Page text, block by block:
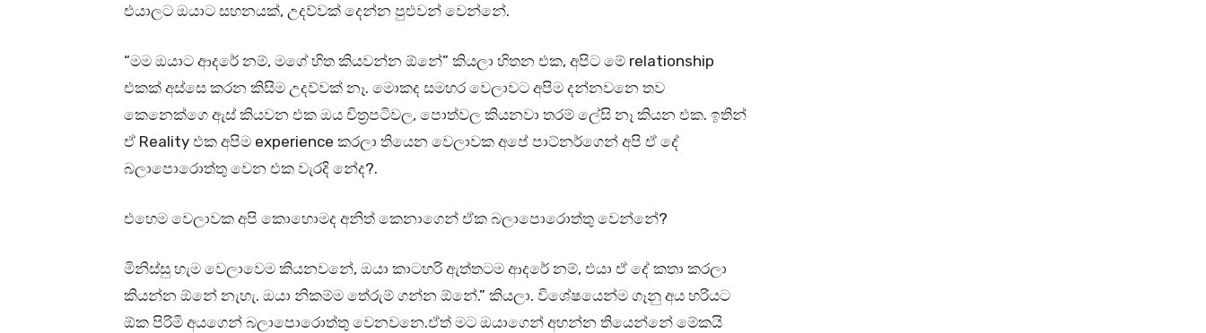
එයාලට ඔයාට සහනයක්, උදව්වක් දෙන්න පුළුවන් වෙන්නේ.
“මම ඔයාට ආදරේ නම්, මගේ හිත කියවන්න ඕනේ” කියලා හිතන එක, අපිට මේ relationship
එකක් අස්සෙ කරන කිසිම උදව්වක් නෑ. මොකද සමහර වෙලාවට අපිම දන්නවනෙ තව
කෙනෙක්ගෙ ඇස් කියවන එක ඔය චිත්‍රපටිවල, පොත්වල කියනවා තරම් ලේසි නෑ කියන එක. ඉතින්
ඒ Reality එක අපිම experience කරලා තියෙන වෙලාවක අපේ පාට්නර්ගෙන් අපි ඒ දේ
බලාපොරොත්තු වෙන එක වැරදි නේද?.
එහෙම වෙලාවක අපි කොහොමද අනිත් කෙනාගෙන් ඒක බලාපොරොත්තු වෙන්නේ?
මිනිස්සු හැම වෙලාවෙම කියනවනේ, ඔයා කාටහරි ඇත්තටම ආදරේ නම්, එයා ඒ දේ කතා කරලා
කියන්න ඕනේ නැහැ. ඔයා නිකම්ම තේරුම් ගන්න ඕනේ.” කියලා. විශේෂයෙන්ම ගෑනු අය හරියට
ඕක පිරිමි අයගෙන් බලාපොරොත්තු වෙනවනෙ.ඒත් මට ඔයාගෙන් අහන්න තියෙන්නේ මේකයි